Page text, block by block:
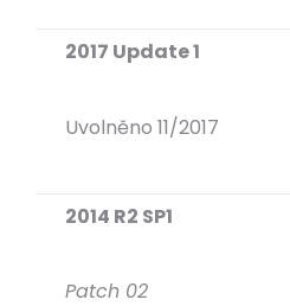
2017 Update 1
Uvolněno 11/2017
2014 R2 SP1
Patch 02